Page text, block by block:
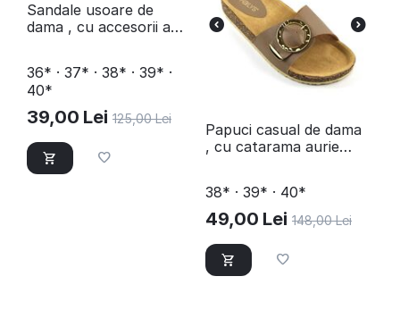
​Sandale usoare de
dama , cu accesorii aurii
36* · 37* · 38* · 39* ·
40*
39,00 Lei 125,00 Lei
​Papuci casual de dama
, cu catarama aurie
38* · 39* · 40*
49,00 Lei 148,00 Lei